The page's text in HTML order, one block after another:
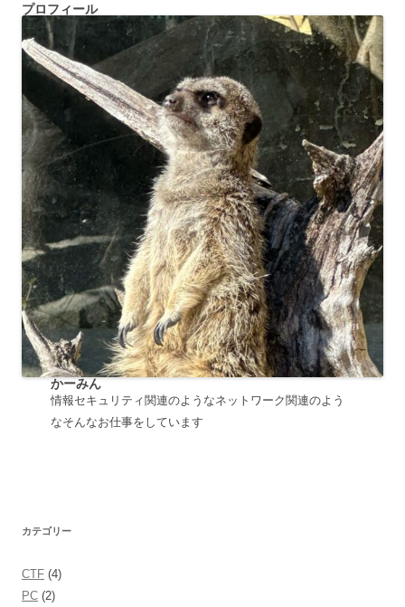
プロフィール
かーみん
情報セキュリティ関連のようなネットワーク関連のよう
なそんなお仕事をしています
カテゴリー
CTF (4)
PC (2)